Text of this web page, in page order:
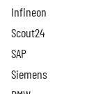
Infineon
Scout24
SAP
Siemens